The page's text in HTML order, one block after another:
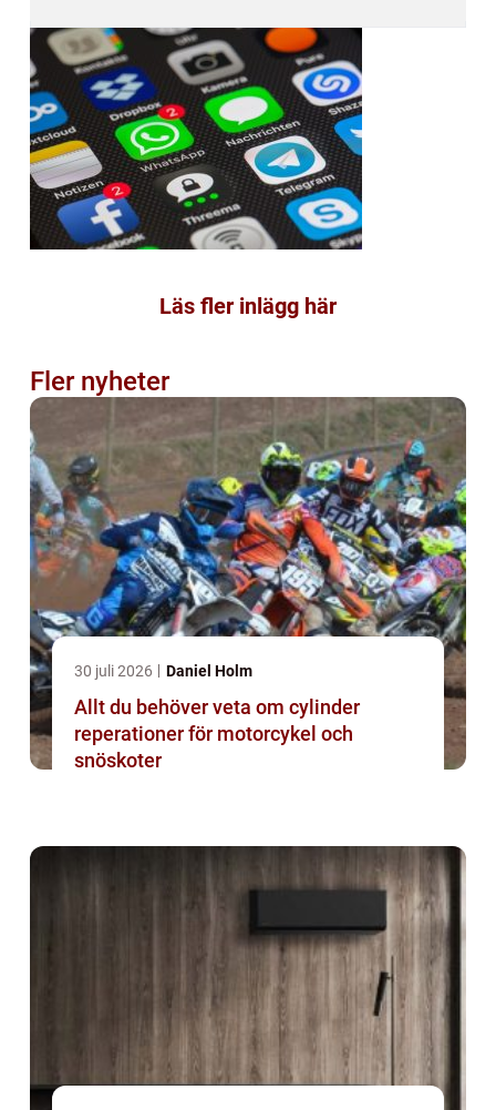
Läs fler inlägg här
Fler nyheter
30 juli 2026 Daniel Holm
Allt du behöver veta om cylinder
reperationer för motorcykel och
snöskoter